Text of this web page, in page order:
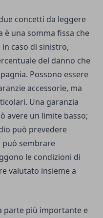
concetti da leggere
è una somma fissa che
in caso di sinistro,
del danno che
Possono essere
accessorie, ma
Una garanzia
avere un limite basso;
può prevedere
può sembrare
le condizioni di
valutato insieme a
parte più importante e